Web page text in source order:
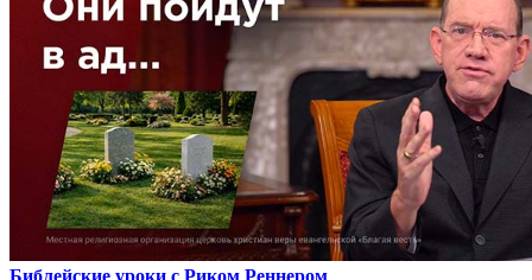
Библейские уроки с Риком Реннером